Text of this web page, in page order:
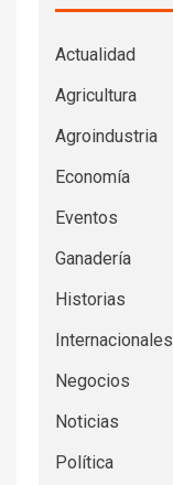
Actualidad
Agricultura
Agroindustria
Economía
Eventos
Ganadería
Historias
Internacionales
Negocios
Noticias
Política